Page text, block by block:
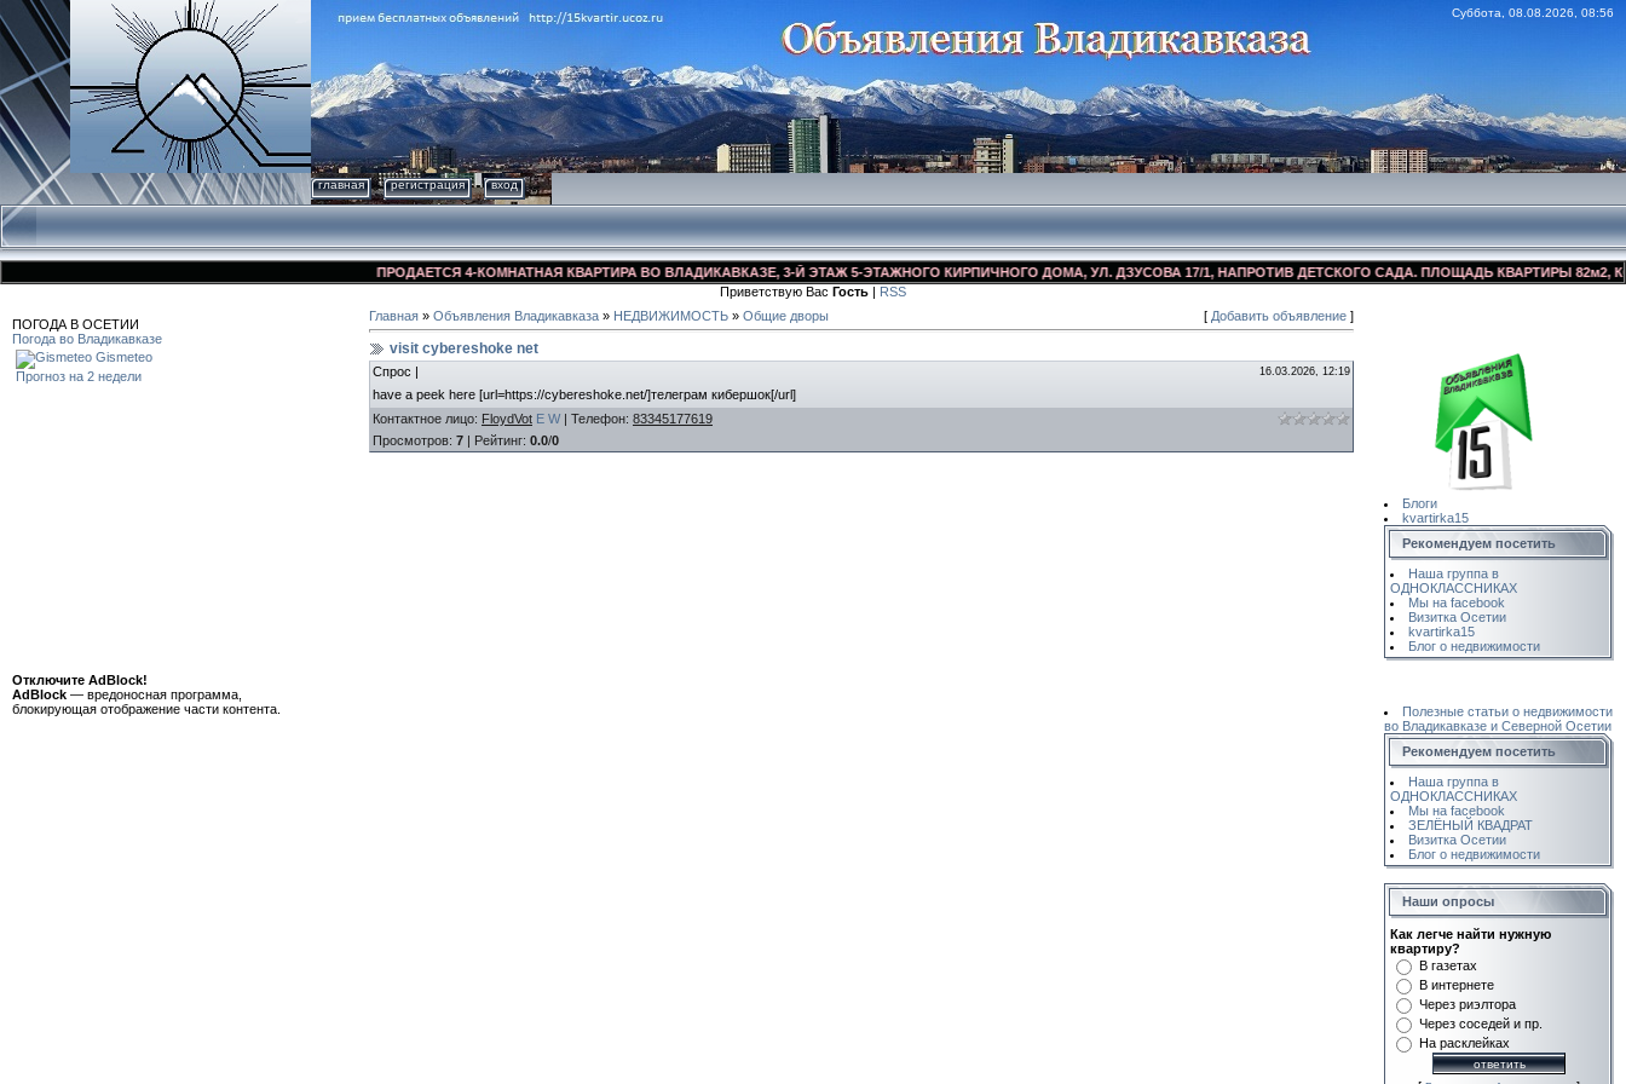
Суббота, 08.08.2026, 08:56
главная регистрация вход
ПРОДАЕТСЯ 4-КОМНАТНАЯ КВАРТИРА ВО ВЛАДИКАВКАЗЕ, 3-Й ЭТАЖ 5-ЭТАЖНОГО КИРПИЧНОГО ДОМА, УЛ. ДЗУСОВА 17/1, НАПРОТИВ ДЕТСКОГО САДА. ПЛОЩАДЬ КВАРТИРЫ 82м2,
Приветствую Вас Гость | RSS
ПОГОДА В ОСЕТИИ
Погода во Владикавказе
Gismeteo
Прогноз на 2 недели
Отключите AdBlock!
AdBlock — вредоносная программа,
блокирующая отображение части контента.
Главная » Объявления Владикавказа » НЕДВИЖИМОСТЬ » Общие дворы [ Добавить объявление ]
visit cybereshoke net
Спрос | 16.03.2026, 12:19
have a peek here [url=https://cybereshoke.net/]телеграм кибершок[/url]
Контактное лицо: FloydVot E W | Телефон: 83345177619
Просмотров: 7 | Рейтинг: 0.0/0
Блоги
kvartirka15
Рекомендуем посетить
Наша группа в
ОДНОКЛАССНИКАХ
Мы на facebook
Визитка Осетии
kvartirka15
Блог о недвижимости
Полезные статьи о недвижимости
во Владикавказе и Северной Осетии
Рекомендуем посетить
Наша группа в
ОДНОКЛАССНИКАХ
Мы на facebook
ЗЕЛЁНЫЙ КВАДРАТ
Визитка Осетии
Блог о недвижимости
Наши опросы
Как легче найти нужную
квартиру?
В газетах
В интернете
Через риэлтора
Через соседей и пр.
На расклейках